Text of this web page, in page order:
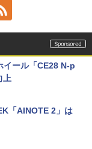
イール「CE28 N-p
上
「AINOTE 2」は